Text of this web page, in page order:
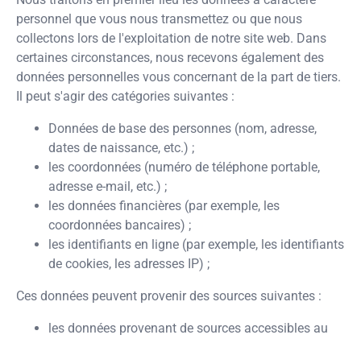
personnel que vous nous transmettez ou que nous
collectons lors de l'exploitation de notre site web. Dans
certaines circonstances, nous recevons également des
données personnelles vous concernant de la part de tiers.
Il peut s'agir des catégories suivantes :
Données de base des personnes (nom, adresse,
dates de naissance, etc.) ;
les coordonnées (numéro de téléphone portable,
adresse e-mail, etc.) ;
les données financières (par exemple, les
coordonnées bancaires) ;
les identifiants en ligne (par exemple, les identifiants
de cookies, les adresses IP) ;
Ces données peuvent provenir des sources suivantes :
les données provenant de sources accessibles au